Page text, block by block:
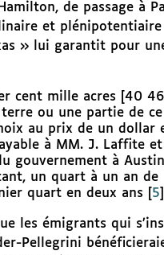
de passage à
et plénipotentiaire
» lui garantit pour
cent mille acres [40
terre ou une partie de ce
au prix de un dollar
à MM. J. Laffite et
gouvernement à
un quart à un an de
quart en deux ans
5
les émigrants qui
Pellegrini